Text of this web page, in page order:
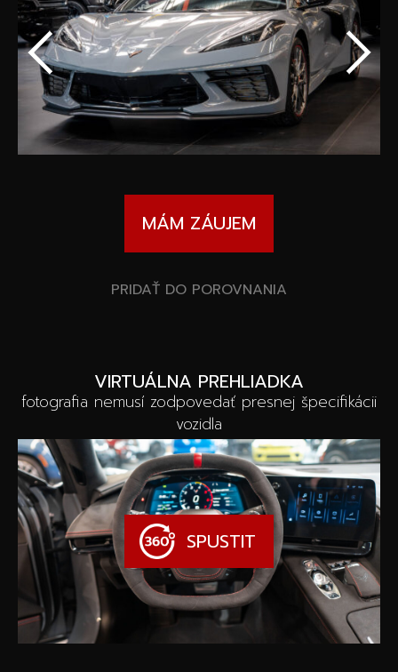
MÁM ZÁUJEM
PRIDAŤ DO POROVNANIA
VIRTUÁLNA PREHLIADKA
fotografia nemusí zodpovedať presnej špecifikácii
vozidla
SPUSTIT